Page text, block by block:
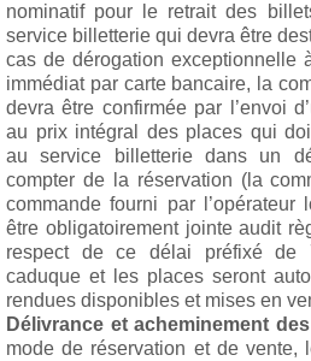
nominatif pour le retrait des
service billetterie qui devra être
cas de dérogation exceptionnelle
immédiat par carte bancaire, la
devra être confirmée par l’envoi
au prix intégral des places qui
au service billetterie dans un
compter de la réservation (la
commande fourni par
être obligatoirement jointe audit
respect de ce délai préfixé de
caduque et les places seront
rendues disponibles et mises en
Délivrance et acheminement
mode de réservation et de vente,